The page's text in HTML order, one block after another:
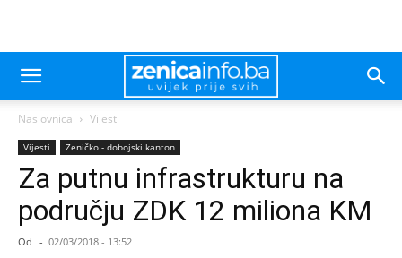
Naslovnica Vijesti
Vijesti Zeničko - dobojski kanton
Za putnu infrastrukturu na
području ZDK 12 miliona KM
Od - 02/03/2018 - 13:52